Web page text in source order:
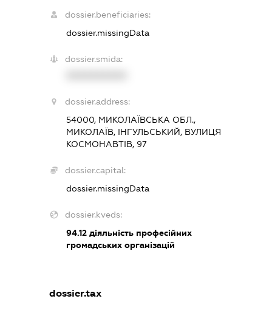
dossier.beneficiaries:
dossier.missingData
dossier.smida:
dossier.address:
54000, МИКОЛАЇВСЬКА ОБЛ.,
МИКОЛАЇВ, ІНГУЛЬСЬКИЙ, ВУЛИЦЯ
КОСМОНАВТІВ, 97
dossier.capital:
dossier.missingData
dossier.kveds:
94.12діяльність професійних
громадських організацій
dossier.tax